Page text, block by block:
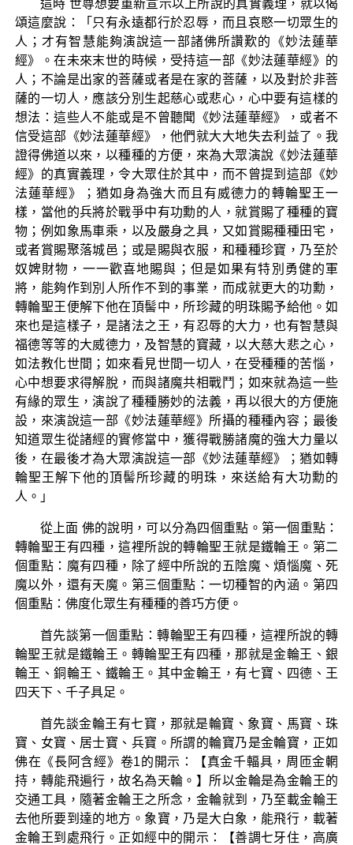
這時 世尊想要重新宣示以上所說的真實義理，就以偈
頌這麼說：「只有永遠都行於忍辱，而且哀愍一切眾生的
人；才有智慧能夠演說這一部諸佛所讚歎的《妙法蓮華
經》。在未來末世的時候，受持這一部《妙法蓮華經》的
人；不論是出家的菩薩或者是在家的菩薩，以及對於非菩
薩的一切人，應該分別生起慈心或悲心，心中要有這樣的
想法：這些人不能或是不曾聽聞《妙法蓮華經》，或者不
信受這部《妙法蓮華經》，他們就大大地失去利益了。我
證得佛道以來，以種種的方便，來為大眾演說《妙法蓮華
經》的真實義理，令大眾住於其中，而不曾提到這部《妙
法蓮華經》；猶如身為強大而且有威德力的轉輪聖王一
樣，當他的兵將於戰爭中有功勳的人，就賞賜了種種的寶
物；例如象馬車乘，以及嚴身之具，又如賞賜種種田宅，
或者賞賜聚落城邑；或是賜與衣服，和種種珍寶，乃至於
奴婢財物，一一歡喜地賜與；但是如果有特別勇健的軍
將，能夠作到別人所作不到的事業，而成就更大的功勳，
轉輪聖王便解下他在頂髻中，所珍藏的明珠賜予給他。如
來也是這樣子，是諸法之王，有忍辱的大力，也有智慧與
福德等等的大威德力，及智慧的寶藏，以大慈大悲之心，
如法教化世間；如來看見世間一切人，在受種種的苦惱，
心中想要求得解脫，而與諸魔共相戰鬥；如來就為這一些
有緣的眾生，演說了種種勝妙的法義，再以很大的方便施
設，來演說這一部《妙法蓮華經》所攝的種種內容；最後
知道眾生從諸經的實修當中，獲得戰勝諸魔的強大力量以
後，在最後才為大眾演說這一部《妙法蓮華經》；猶如轉
輪聖王解下他的頂髻所珍藏的明珠，來送給有大功勳的
人。」
從上面 佛的說明，可以分為四個重點。第一個重點：
轉輪聖王有四種，這裡所說的轉輪聖王就是鐵輪王。第二
個重點：魔有四種，除了經中所說的五陰魔、煩惱魔、死
魔以外，還有天魔。第三個重點：一切種智的內涵。第四
個重點：佛度化眾生有種種的善巧方便。
首先談第一個重點：轉輪聖王有四種，這裡所說的轉
輪聖王就是鐵輪王。轉輪聖王有四種，那就是金輪王、銀
輪王、銅輪王、鐵輪王。其中金輪王，有七寶、四德、王
四天下、千子具足。
首先談金輪王有七寶，那就是輪寶、象寶、馬寶、珠
寶、女寶、居士寶、兵寶。所謂的輪寶乃是金輪寶，正如
佛在《長阿含經》卷1的開示：【真金千輻具，周匝金輞
持，轉能飛遍行，故名為天輪。】所以金輪是為金輪王的
交通工具，隨著金輪王之所念，金輪就到，乃至載金輪王
去他所要到達的地方。象寶，乃是大白象，能飛行，載著
金輪王到處飛行。正如經中的開示：【善調七牙住，高廣